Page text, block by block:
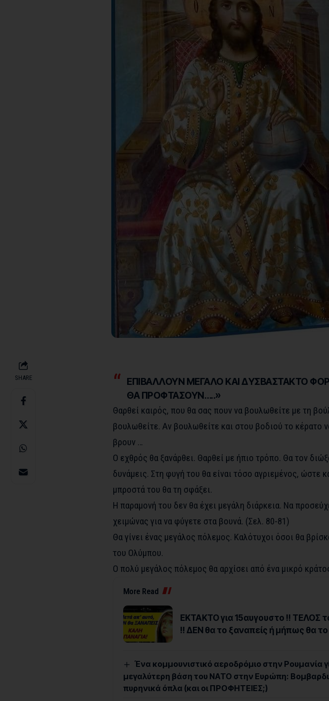
SHARE
ΕΠΙΒΑΛΛΟΥΝ ΜΕΓΑΛΟ ΚΑΙ ΔΥΣΒΑΣΤΑΚΤΟ
ΘΑ ΠΡΟΦΤΑΣΟΥΝ…..»
Θαρθεί καιρός, που θα σας πουν να βουλωθείτε με τη
βουλωθείτε. Αν βουλωθείτε και στου βοδιού το κέρατο
βρουν …
Ο εχθρός θα ξανάρθει. Θαρθεί με ήπιο τρόπο. Θα τον
δυνάμεις. Στη φυγή του θα είναι τόσο αγριεμένος, ώστε
μπροστά του θα τη σφάξει.
Η παραμονή του δεν θα έχει μεγάλη διάρκεια. Να
χειμώνας για να φύγετε στα βουνά. (Σελ. 80-81)
Θα γίνει ένας μεγάλος πόλεμος. Καλότυχοι όσοι θα
του Ολύμπου.
Ο πολύ μεγάλος πόλεμος θα αρχίσει από ένα μικρό
More Read
ΕΚΤΑΚΤΟ για 15αυγουστο !! ΤΕΛΟΣ
!! ΔΕΝ θα το ξαναπείς ή μήπως θα
Ένα κομμουνιστικό αεροδρόμιο στην Ρουμανία
μεγαλύτερη βάση του ΝΑΤΟ στην Ευρώπη:
πυρηνικά όπλα (και οι ΠΡΟΦΗΤΕΙΕΣ;)